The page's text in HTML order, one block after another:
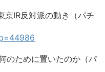
IR反対派の動き（パチ
のために置いたのか（パ